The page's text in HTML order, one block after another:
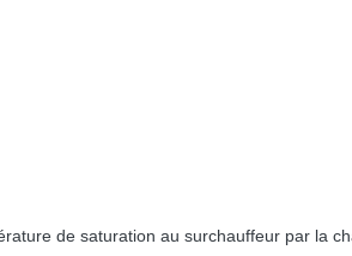
de saturation au surchauffeur par la